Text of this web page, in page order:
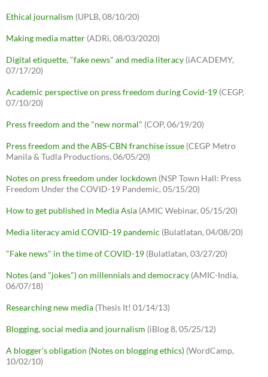
Ethical journalism (UPLB, 08/10/20)
Making media matter (ADRi, 08/03/2020)
Digital etiquette, "fake news" and media literacy (iACADEMY,
07/17/20)
Academic perspective on press freedom during Covid-19 (CEGP,
07/10/20)
Press freedom and the "new normal" (COP, 06/19/20)
Press freedom and the ABS-CBN franchise issue (CEGP Metro
Manila & Tudla Productions, 06/05/20)
Notes on press freedom under lockdown (NSP Town Hall: Press
Freedom Under the COVID-19 Pandemic, 05/15/20)
How to get published in Media Asia (AMIC Webinar, 05/15/20)
Media literacy amid COVID-19 pandemic (Bulatlatan, 04/08/20)
"Fake news" in the time of COVID-19 (Bulatlatan, 03/27/20)
Notes (and "jokes") on millennials and democracy (AMIC-India,
06/07/18)
Researching new media (Thesis It! 01/14/13)
Blogging, social media and journalism (iBlog 8, 05/25/12)
A blogger's obligation (Notes on blogging ethics) (WordCamp,
10/02/10)